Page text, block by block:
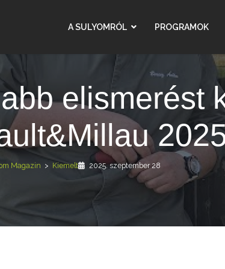
A SULYOMRÓL PROGRAMOK
meg nálunk
Rólunk írták SVÉT hírek
elismerést
Magazin > Kiemelt 2025. szeptember 28